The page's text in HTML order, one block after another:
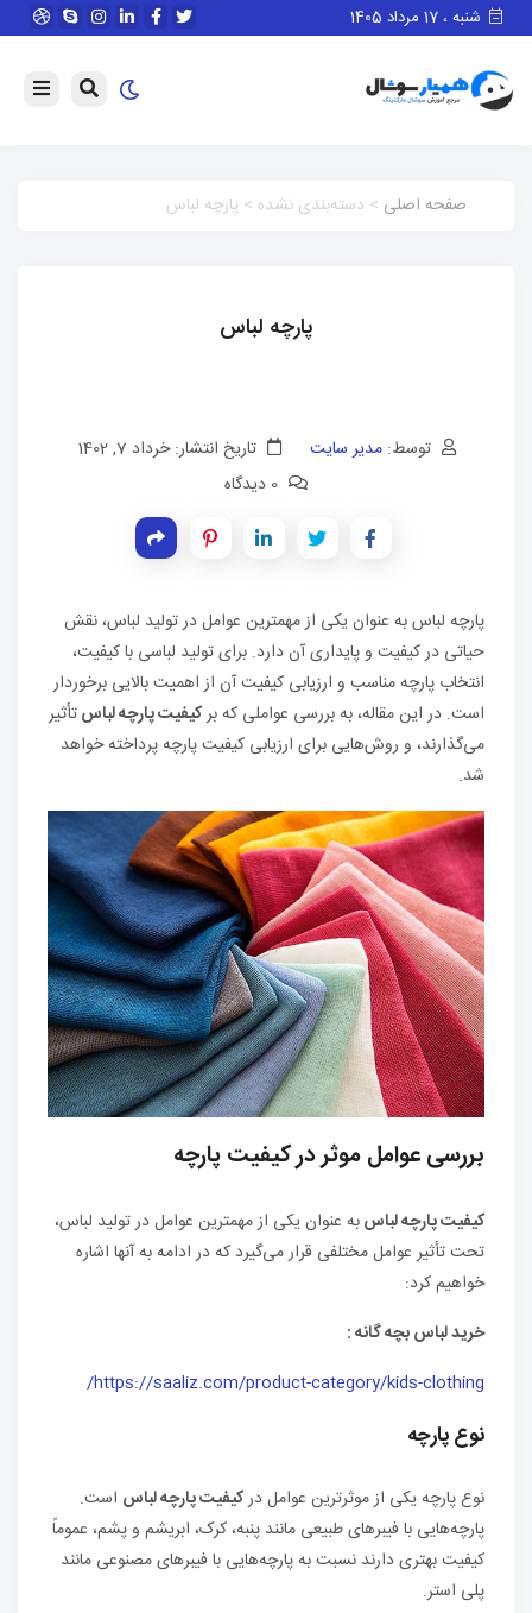
شنبه ، 17 مرداد 1405
صفحه اصلی > دسته‌بندی نشده > پارچه لباس
پارچه لباس
توسط:مدیر سایت
تاریخ انتشار: خرداد 7, 1402
پارچه لباس به عنوان یکی از مهمترین عوامل در تولید لباس، نقش
حیاتی در کیفیت و پایداری آن دارد. برای تولید لباسی با کیفیت،
انتخاب پارچه مناسب و ارزیابی کیفیت آن از اهمیت بالایی برخوردار
است. در این مقاله، به بررسی عواملی که برکیفیت پارچه لباستأثیر
می‌گذارند، و روش‌هایی برای ارزیابی کیفیت پارچه پرداخته خواهد
شد.
بررسی عوامل موثر در کیفیت پارچه
کیفیت پارچه لباسبه عنوان یکی از مهمترین عوامل در تولید لباس،
تحت تأثیر عوامل مختلفی قرار می‌گیرد که در ادامه به آنها اشاره
خواهیم کرد:
خرید لباس بچه گانه :
https://saaliz.com/product-category/kids-clothing/
نوع پارچه
نوع پارچه یکی از موثرترین عوامل درکیفیت پارچه لباس است.
پارچه‌هایی با فیبرهای طبیعی مانند پنبه، کرک، ابریشم و پشم، عموماً
کیفیت بهتری دارند نسبت به پارچه‌هایی با فیبرهای مصنوعی مانند
پلی استر.